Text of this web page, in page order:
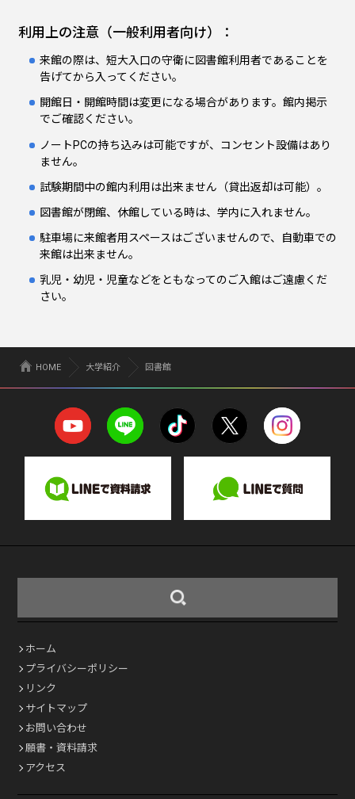
利用上の注意（一般利用者向け）：
来館の際は、短大入口の守衛に図書館利用者であることを
告げてから入ってください。
開館日・開館時間は変更になる場合があります。館内掲示
でご確認ください。
ノートPCの持ち込みは可能ですが、コンセント設備はあり
ません。
試験期間中の館内利用は出来ません（貸出返却は可能）。
図書館が閉館、休館している時は、学内に入れません。
駐車場に来館者用スペースはございませんので、自動車での
来館は出来ません。
乳児・幼児・児童などをともなってのご入館はご遠慮くだ
さい。
HOME 大学紹介 図書館
ホーム
プライバシーポリシー
リンク
サイトマップ
お問い合わせ
願書・資料請求
アクセス